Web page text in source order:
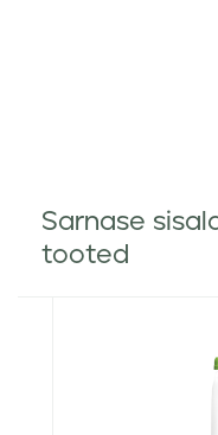
Sarnase
tooted